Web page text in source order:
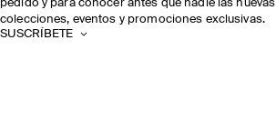
pedido y para conocer antes que nadie las nuevas
colecciones, eventos y promociones exclusivas.
SUSCRÍBETE